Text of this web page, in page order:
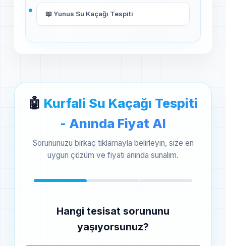
📖 Yunus Su Kaçağı Tespiti
🤖 Kurfali Su Kaçağı Tespiti
- Anında Fiyat Al
Sorununuzu birkaç tıklamayla belirleyin, size en
uygun çözüm ve fiyatı anında sunalım.
Hangi tesisat sorununu
yaşıyorsunuz?